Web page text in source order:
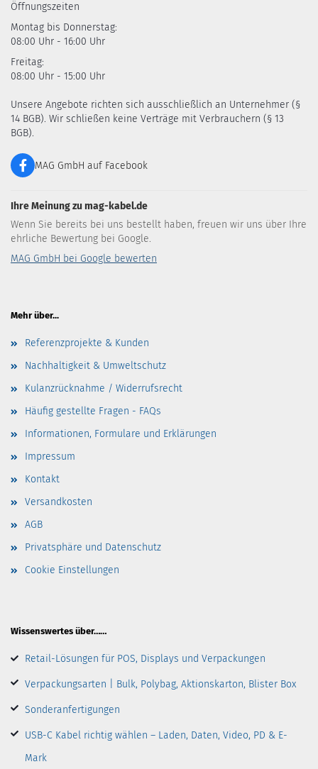
Öffnungszeiten
Montag bis Donnerstag:
08:00 Uhr - 16:00 Uhr
Freitag:
08:00 Uhr - 15:00 Uhr
Unsere Angebote richten sich ausschließlich an Unternehmer (§
14 BGB). Wir schließen keine Verträge mit Verbrauchern (§ 13
BGB).
MAG GmbH auf Facebook
Ihre Meinung zu mag-kabel.de
Wenn Sie bereits bei uns bestellt haben, freuen wir uns über Ihre
ehrliche Bewertung bei Google.
MAG GmbH bei Google bewerten
Mehr über...
Referenzprojekte & Kunden
Nachhaltigkeit & Umweltschutz
Kulanzrücknahme / Widerrufsrecht
Häufig gestellte Fragen - FAQs
Informationen, Formulare und Erklärungen
Impressum
Kontakt
Versandkosten
AGB
Privatsphäre und Datenschutz
Cookie Einstellungen
Wissenswertes über……
Retail-Lösungen für POS, Displays und Verpackungen
Verpackungsarten | Bulk, Polybag, Aktionskarton, Blister Box
Sonderanfertigungen
USB-C Kabel richtig wählen – Laden, Daten, Video, PD & E-
Mark